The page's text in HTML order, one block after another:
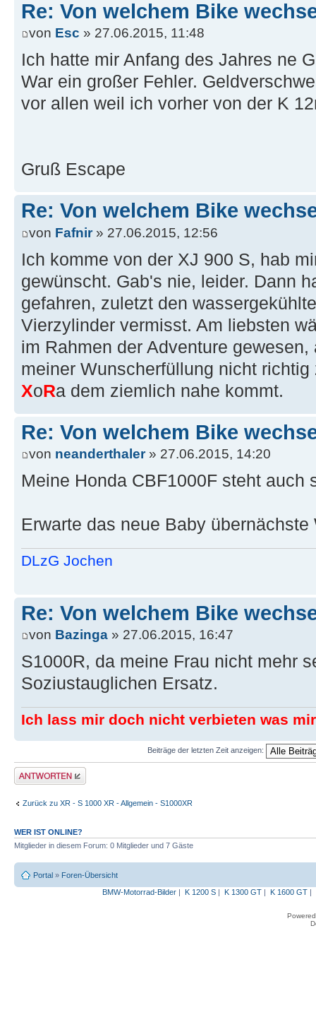
Re: Von welchem Bike
von Esc » 27.06.2015, 11:48
Ich hatte mir Anfang des Jahres ne
War ein großer Fehler.
vor allen weil ich vorher von der K
Gruß Escape
Re: Von welchem Bike
von Fafnir» 27.06.2015, 12:56
Ich komme von der XJ 900 S, hab
gewünscht. Gab's nie, leider. Dann
gefahren, zuletzt den
Vierzylinder vermisst. Am liebsten
im Rahmen der Adventure
meiner Wunscherfüllung nicht
XoRa dem ziemlich nahe kommt.
Re: Von welchem Bike
von neanderthaler» 27.06.2015, 14:20
Meine Honda CBF1000F steht auch
Erwarte das neue Baby
DLzG Jochen
Re: Von welchem Bike
von Bazinga » 27.06.2015, 16:47
S1000R, da meine Frau nicht mehr
Soziustauglichen Ersatz.
Ich lass mir doch nicht verbieten was
Beiträge der letzten Zeit anzeigen:
Antwort erstellen
Zurück zu XR - S 1000 XR - Allgemein - S1000XR
WER IST ONLINE?
Mitglieder in diesem Forum: 0 Mitglieder und 7 Gäste
Portal » Foren-Übersicht
BMW-Motorrad-Bilder| K 1200 S| K 1300 GT| K 1600 GT|